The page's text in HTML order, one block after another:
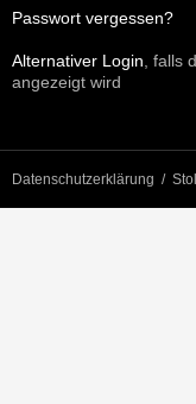
Passwort vergessen?
Alternativer Login , falls
angezeigt wird
Datenschutzerklärung